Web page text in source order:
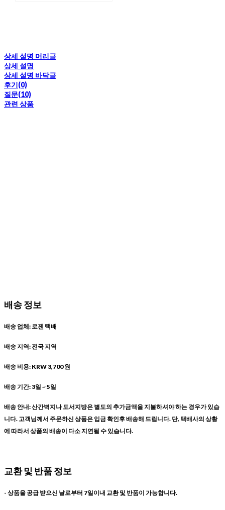
상세 설명 머리글
상세 설명
상세 설명 바닥글
후기(0)
질문(10)
관련 상품
배송 정보
배송 업체: 로젠 택배
배송 지역: 전국 지역
배송 비용: KRW 3,700 원
배송 기간: 3일 ~ 5일
배송 안내: 산간벽지나 도서지방은 별도의 추가금액을 지불하셔야 하는 경우가 있습
니다. 고객님께서 주문하신 상품은 입금 확인후 배송해 드립니다. 단, 택배사의 상황
에 따라서 상품의 배송이 다소 지연될 수 있습니다.
교환 및 반품 정보
- 상품을 공급 받으신 날로부터 7일이내 교환 및 반품이 가능합니다.